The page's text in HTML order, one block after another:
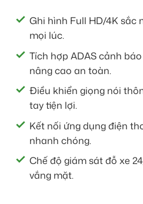
Ghi hình Full HD/4K sắc
mọi lúc.
Tích hợp ADAS cảnh
nâng cao an toàn.
Điều khiển giọng nói
tay tiện lợi.
Kết nối ứng dụng điện
nhanh chóng.
Chế độ giám sát đỗ xe
vắng mặt.